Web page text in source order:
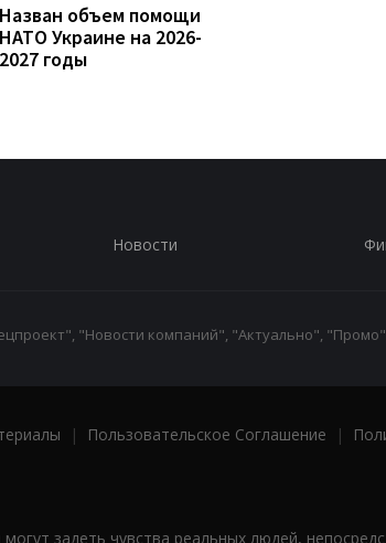
Назван объем помощи
НАТО Украине на 2026-
2027 годы
Новости
"Новости компаний", "Актуально",
| Пользовательское Соглашение |
задеть чувства реальных людей,